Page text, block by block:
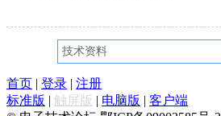
首页 | 登录 | 注册
标准版 | 触屏版 | 电脑版 | 客户端